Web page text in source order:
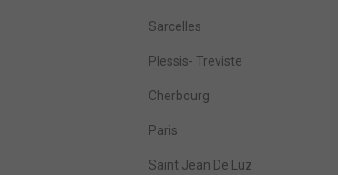
Sarcelles
Plessis- Treviste
Cherbourg
Paris
Saint Jean De Luz